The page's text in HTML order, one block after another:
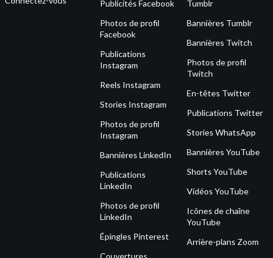
Publicités Facebook
Photos de profil
Facebook
Publications
Instagram
Reels Instagram
Stories Instagram
Photos de profil
Instagram
Bannières LinkedIn
Publications
LinkedIn
Photos de profil
LinkedIn
Épingles Pinterest
Tumblr
Bannières Tumblr
Bannières Twitch
Photos de profil
Twitch
En-têtes Twitter
Publications Twitter
Stories WhatsApp
Bannières YouTube
Shorts YouTube
Vidéos YouTube
Icônes de chaîne
YouTube
Arrière-plans Zoom